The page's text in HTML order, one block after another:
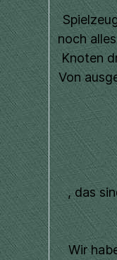
noch
Knoten
Von
, das
Wir